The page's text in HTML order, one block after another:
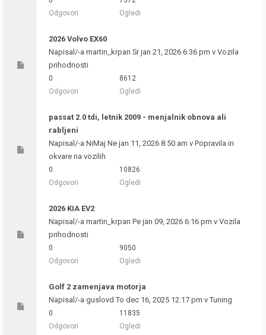
Odgovori
Ogledi
2026 Volvo EX60
Napisal/-a martin_krpan Sr jan 21, 2026 6:36 pm v Vozila
prihodnosti
0
Odgovori
8612
Ogledi
passat 2.0 tdi, letnik 2009 - menjalnik obnova ali
rabljeni
Napisal/-a NiMaj Ne jan 11, 2026 8:50 am v Popravila in
okvare na vozilih
0
Odgovori
10826
Ogledi
2026 KIA EV2
Napisal/-a martin_krpan Pe jan 09, 2026 6:16 pm v Vozila
prihodnosti
0
Odgovori
9050
Ogledi
Golf 2 zamenjava motorja
Napisal/-a guslovd To dec 16, 2025 12:17 pm vTuning
0
Odgovori
11835
Ogledi